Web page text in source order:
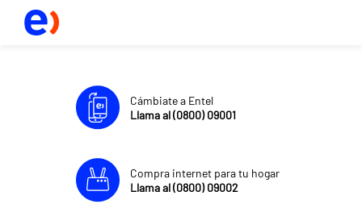
Cámbiate a Entel
Llama al (0800) 09001
Compra internet para tu hogar
Llama al (0800) 09002